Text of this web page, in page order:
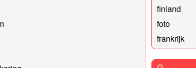
finland
foto
frankrijk